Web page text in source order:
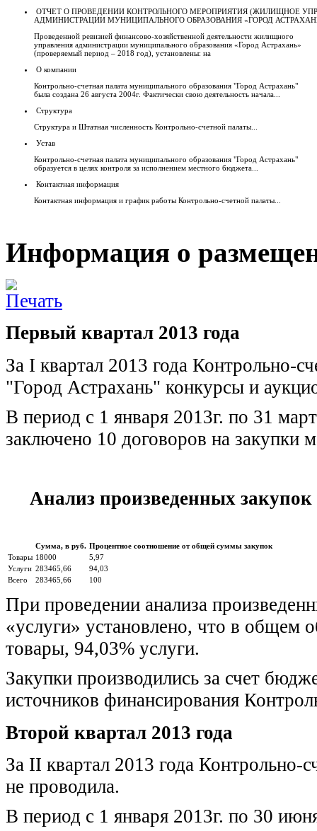
ОТЧЕТ О ПРОВЕДЕНИИ КОНТРОЛЬНОГО МЕРОПРИЯТИЯ (ЖИЛИЩНОЕ
АДМИНИСТРАЦИИ МУНИЦИПАЛЬНОГО ОБРАЗОВАНИЯ «ГОРОД
Проведенной ревизией финансово-хозяйственной деятельности жилищного
управления администрации муниципального образования «Город Астрахань»
(проверяемый период – 2018 год), установлены: на
О компании
Контрольно-счетная палата муниципального образования "Город Астрахань"
была создана 26 августа 2004г. Фактически свою деятельность начала...
Структура
Структура и Штатная численность Контрольно-счетной палаты...
Устав
Контрольно-счетная палата муниципального образования "Город Астрахань"
образуется в целях контроля за исполнением местного бюджета...
Контактная информация
Контактная информация и график работы Контрольно-счетной палаты...
Информация о
Первый квартал 2013 года
За I квартал 2013 года Контрольно-
"Город Астрахань" конкурсы и
В период с 1 января 2013г. по 31
заключено 10 договоров на закупки
Анализ произведенных закупок
Сумма, в руб. Процентное соотношение от общей суммы закупок
Товары 18000
5,97
Услуги 283465,66
94,03
Всего
283465,66 100
При проведении анализа
«услуги» установлено, что в общем
товары, 94,03% услуги.
Закупки производились за счет
источников финансирования
Второй квартал 2013 года
За II квартал 2013 года Контрольно-
не проводила.
В период с 1 января 2013г. по 30